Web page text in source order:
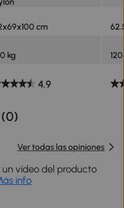
cm
kg
4.9
0)
Ver todas las opiniones
un vídeo del producto
info